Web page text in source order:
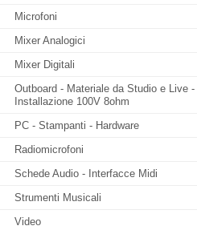
Microfoni
Mixer Analogici
Mixer Digitali
Outboard - Materiale da Studio e Live -
Installazione 100V 8ohm
PC - Stampanti - Hardware
Radiomicrofoni
Schede Audio - Interfacce Midi
Strumenti Musicali
Video